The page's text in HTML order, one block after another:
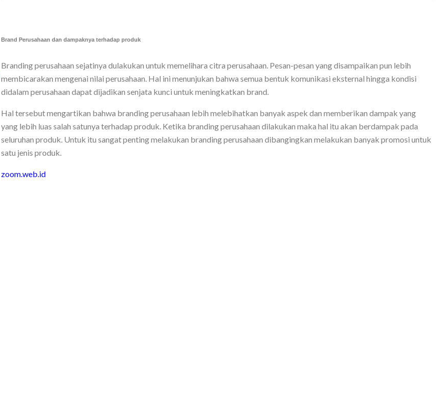
Brand Perusahaan dan dampaknya terhadap produk
Branding perusahaan sejatinya dulakukan untuk memelihara citra perusahaan. Pesan-pesan yang disampaikan pun lebih
membicarakan mengenai nilai perusahaan. Hal ini menunjukan bahwa semua bentuk komunikasi eksternal hingga kondisi
didalam perusahaan dapat dijadikan senjata kunci untuk meningkatkan brand.
Hal tersebut mengartikan bahwa branding perusahaan lebih melebihatkan banyak aspek dan memberikan dampak yang
yang lebih luas salah satunya terhadap produk. Ketika branding perusahaan dilakukan maka hal itu akan berdampak pada
seluruhan produk. Untuk itu sangat penting melakukan branding perusahaan dibangingkan melakukan banyak promosi untuk
satu jenis produk.
zoom.web.id